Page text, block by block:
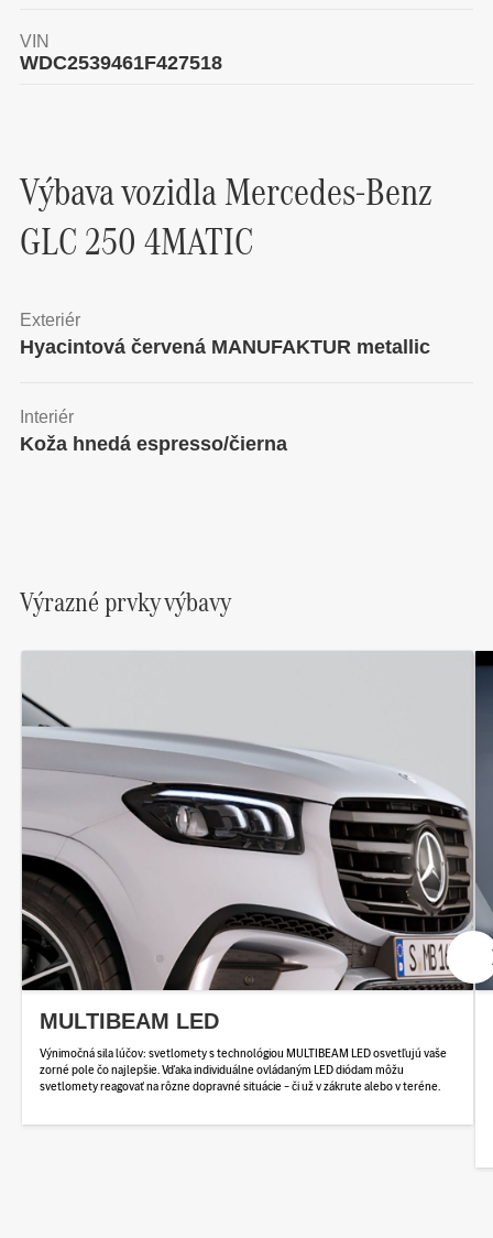
WDC2539461F427518
VIN
Výbava vozidlaMercedes-Benz
GLC 250 4MATIC
hyacintová červená MANUFAKTUR metallic
Exteriér
koža hnedá espresso/čierna
Interiér
Výrazné prvky výbavy
MULTIBEAM LED
Výnimočná sila lúčov: svetlomety s technológiou MULTIBEAM LED osvetľujú vaše
zorné pole čo najlepšie. Vďaka individuálne ovládaným LED diódam môžu
svetlomety reagovať na rôzne dopravné situácie – či už v zákrute alebo v teréne.